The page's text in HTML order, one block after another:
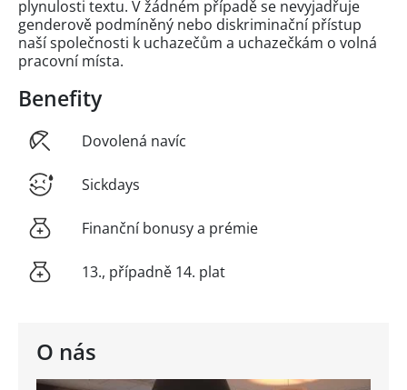
O nás
plynulosti textu. V žádném případě se nevyjadřuje
genderově podmíněný nebo diskriminační přístup
naší společnosti k uchazečům a uchazečkám o volná
pracovní místa.
Benefity
Dovolená navíc
Sickdays
Finanční bonusy a prémie
13., případně 14. plat